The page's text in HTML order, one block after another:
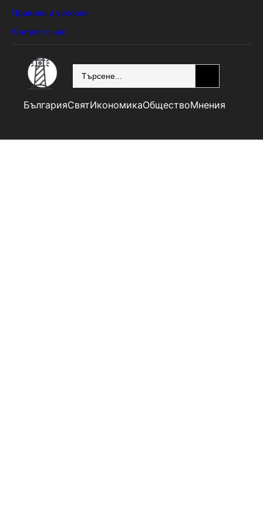
Правила и условия
Контакт с нас
БългарияСвятИкономикаОбществоМнения